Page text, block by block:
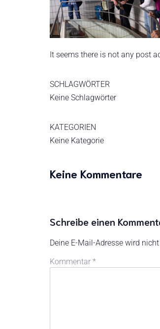
It seems there is not any post
SCHLAGWÖRTER
Keine Schlagwörter
KATEGORIEN
Keine Kategorie
Keine Kommentare
Schreibe einen
Deine E-Mail-Adresse wird
Kommentar *